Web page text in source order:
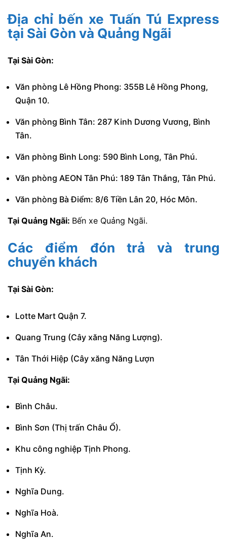
Địa chỉ bến xe Tuấn Tú Express
tại Sài Gòn và Quảng Ngãi
Tại Sài Gòn:
Văn phòng Lê Hồng Phong: 355B Lê Hồng Phong,
Quận 10.
Văn phòng Bình Tân: 287 Kinh Dương Vương, Bình
Tân.
Văn phòng Bình Long: 590 Bình Long, Tân Phú.
Văn phòng AEON Tân Phú: 189 Tân Thắng, Tân Phú.
Văn phòng Bà Điểm: 8/6 Tiền Lân 20, Hóc Môn.
Tại Quảng Ngãi: Bến xe Quảng Ngãi.
Các điểm đón trả và trung
chuyển khách
Tại Sài Gòn:
Lotte Mart Quận 7.
Quang Trung (Cây xăng Năng Lượng).
Tân Thới Hiệp (Cây xăng Năng Lượn
Tại Quảng Ngãi:
Bình Châu.
Bình Sơn (Thị trấn Châu Ổ).
Khu công nghiệp Tịnh Phong.
Tịnh Kỳ.
Nghĩa Dung.
Nghĩa Hoà.
Nghĩa An.